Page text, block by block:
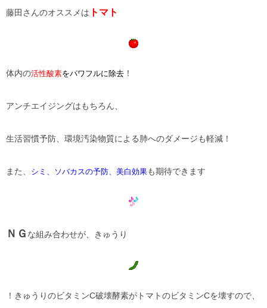
藤田さんのオススメは トマト
体内の活性酸素をパワフルに除去 ！
アンチエイジングはもちろん、
生活習慣予防、環境汚染物質による肺へのダメージも軽減！
また、 シミ、ソバカスの予防、美白効果も期待できます
ＮＧ な組み合わせが、きゅうり
！きゅうりのビタミンC破壊酵素がトマトのビタミンCを壊すので、